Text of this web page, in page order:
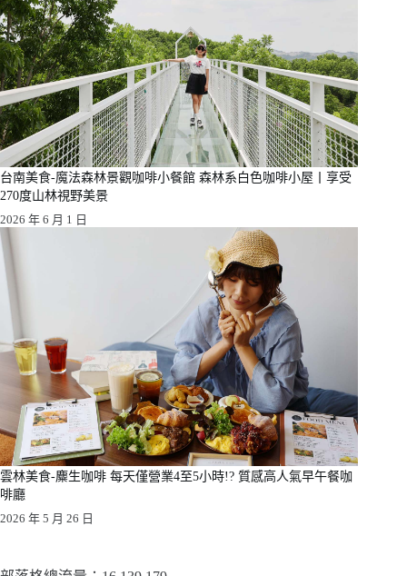
台南美食-魔法森林景觀咖啡小餐館 森林系白色咖啡小屋丨享受
270度山林視野美景
2026 年 6 月 1 日
雲林美食-麋生咖啡 每天僅營業4至5小時!? 質感高人氣早午餐咖
啡廳
2026 年 5 月 26 日